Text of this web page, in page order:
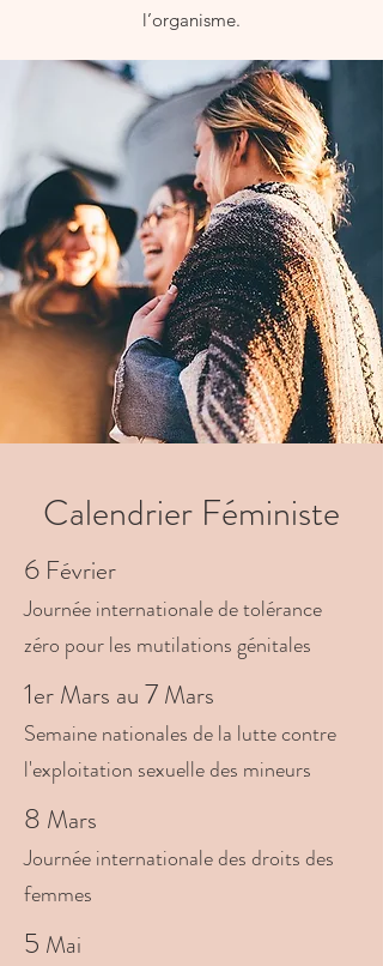
l’organisme.
Calendrier Féministe
6 Février
Journée internationale de tolérance
zéro pour les mutilations génitales
1er Mars au 7 Mars
Semainenationales de la lutte contre
l'exploitation sexuelle des mineurs
8 Mars
Journée internationale des droits des
femmes
5 Mai